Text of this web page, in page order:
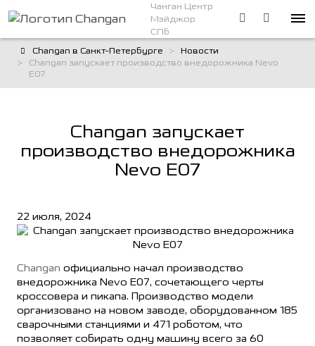
Чанган Центр
Мэйджор
СПб
Changan в Санкт-Петербурге
Новости
Changan запускает производство внедорожника Nevo
E07
Changan запускает
производство внедорожника
Nevo E07
22 июля, 2024
Changan официально начал производство
внедорожника Nevo E07, сочетающего черты
кроссовера и пикапа. Производство модели
организовано на новом заводе, оборудованном 185
сварочными станциями и 471 роботом, что
позволяет собирать одну машину всего за 60